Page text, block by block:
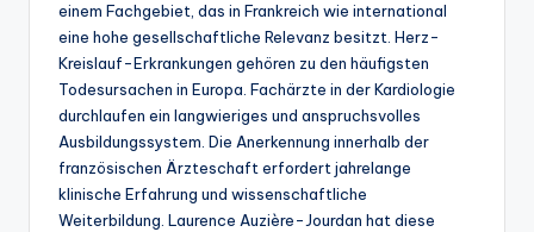
einem Fachgebiet, das in Frankreich wie international
eine hohe gesellschaftliche Relevanz besitzt. Herz-
Kreislauf-Erkrankungen gehören zu den häufigsten
Todesursachen in Europa. Fachärzte in der Kardiologie
durchlaufen ein langwieriges und anspruchsvolles
Ausbildungssystem. Die Anerkennung innerhalb der
französischen Ärzteschaft erfordert jahrelange
klinische Erfahrung und wissenschaftliche
Weiterbildung. Laurence Auzière-Jourdan hat diese